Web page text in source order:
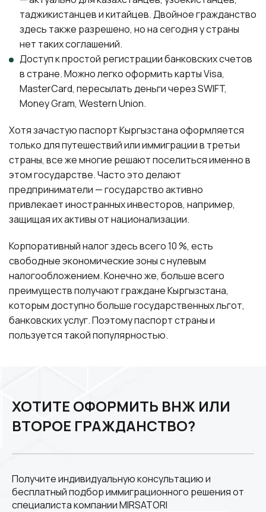
таджикистанцев и китайцев. Двойное гражданство
здесь также разрешено, но на сегодня у страны
нет таких соглашений.
Доступ к простой регистрации банковских счетов
в стране. Можно легко оформить карты Visa,
MasterCard, пересылать деньги через SWIFT,
Money Gram, Western Union.
Хотя зачастую паспорт Кыргызстана оформляется
только для путешествий или иммиграции в третьи
страны, все же многие решают поселиться именно в
этом государстве. Часто это делают
предприниматели — государство активно
привлекает иностранных инвесторов, например,
защищая их активы от национализации.
Корпоративный налог здесь всего 10 %, есть
свободные экономические зоны с нулевым
налогообложением. Конечно же, больше всего
преимуществ получают граждане Кыргызстана,
которым доступно больше государственных льгот,
банковских услуг. Поэтому паспорт страны и
пользуется такой популярностью.
ХОТИТЕ ОФОРМИТЬ ВНЖ ИЛИ
ВТОРОЕ ГРАЖДАНСТВО?
Получите индивидуальную консультацию и
бесплатный подбор иммиграционного решения от
специалиста компании MIRSATORI